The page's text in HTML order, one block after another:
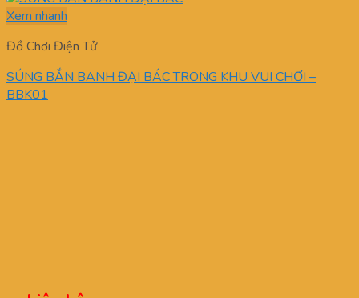
Xem nhanh
Đồ Chơi Điện Tử
SÚNG BẮN BANH ĐẠI BÁC TRONG KHU VUI CHƠI –
BBK01